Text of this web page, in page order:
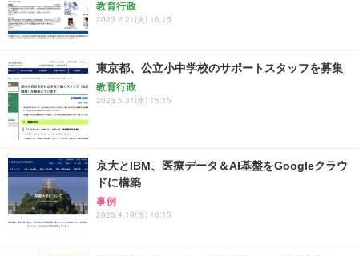
教育行政
2023.2.21(火) 16:15
東京都、公立小中学校のサポートスタッフを募集
教育行政
2023.5.31(水) 15:15
京大とIBM、医療データ＆AI基盤をGoogleクラウ
ドに構築
事例
2023.4.19(水) 16:15